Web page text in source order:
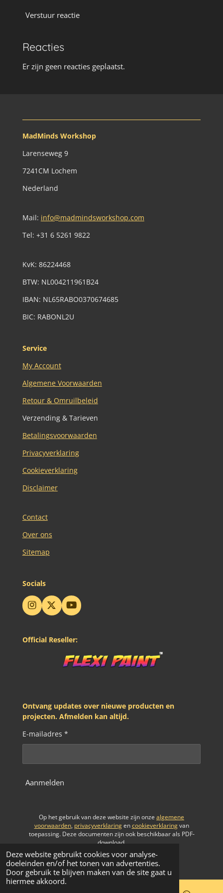
Deze website gebruikt cookies voor analyse-
doeleinden en/of het tonen van advertenties.
Door gebruik te blijven maken van de site gaat u
hiermee akkoord.
Verstuur reactie
Reacties
Er zijn geen reacties geplaatst.
MadMinds Workshop
Larenseweg 9
7241CM Lochem
Nederland
Mail: info@madmindsworkshop.com
Tel: +31 6 5261 9822
KvK: 86224468
BTW: NL004211961B24
IBAN: NL65RABO0370674685
BIC: RABONL2U
Service
My Account
Algemene Voorwaarden
Retour & Omruilbeleid
Verzending & Tarieven
Betalingsvoorwaarden
Privacyverklaring
Cookieverklaring
Disclaimer
Contact
Over ons
Sitemap
Socials
I
n
t
a
X
Y
o
T
u
b
e
Official Reseller:
Ontvang updates over nieuwe producten en
projecten. Afmelden kan altijd.
E-mailadres *
Aanmelden
Op het gebruik van deze website zijn onze algemene
voorwaarden, privacyverklaringen cookieverklaringvan
toepassing. Deze documenten zijn ook beschikbaar als PDF-
download.
© 2025 - 2026 MadMinds Workshop